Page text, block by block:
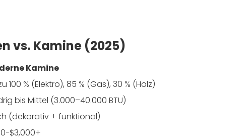
vs. Kamine (2025)
Kamine
100 % (Elektro), 85 % (Gas), 30 % (Holz)
bis Mittel (3.000–40.000 BTU)
(dekorativ + funktional)
$3,000+